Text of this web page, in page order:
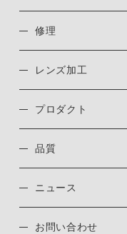
修理
レンズ加工
プロダクト
品質
ニュース
お問い合わせ